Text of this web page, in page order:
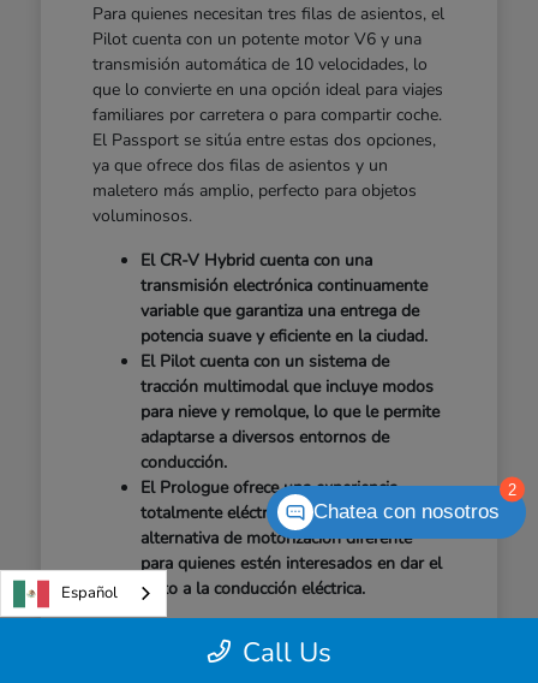
Para quienes necesitan tres filas de asientos, el
Pilot cuenta con un potente motor V6 y una
transmisión automática de 10 velocidades, lo
que lo convierte en una opción ideal para viajes
familiares por carretera o para compartir coche.
El Passport se sitúa entre estas dos opciones,
ya que ofrece dos filas de asientos y un
maletero más amplio, perfecto para objetos
voluminosos.
El CR-V Hybrid cuenta con una
transmisión electrónica continuamente
variable que garantiza una entrega de
potencia suave y eficiente en la ciudad.
El Pilot cuenta con un sistema de
tracción multimodal que incluye modos
para nieve y remolque, lo que le permite
adaptarse a diversos entornos de
conducción.
El Prologue ofrece una experiencia
totalmente eléctrica, lo que supone una
alternativa de motorización diferente
para quienes estén interesados en dar el
salto a la conducción eléctrica.
sueles llevar. Si rara vez utilizas la tercera fila,
Call Us
Español
2
Chatea con nosotros